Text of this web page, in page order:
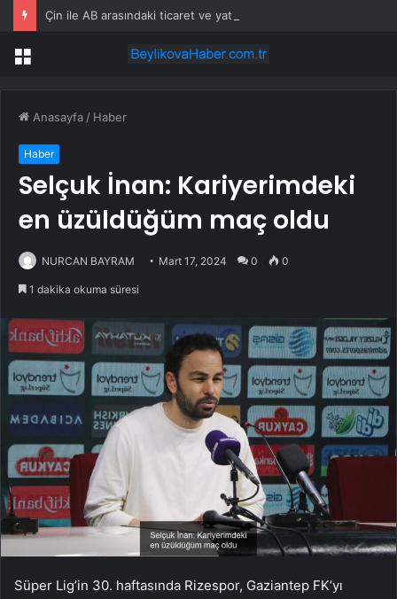
Menü
Anasayfa / Haber
Haber
Selçuk İnan: Kariyerimdeki
en üzüldüğüm maç oldu
NURCAN BAYRAM Mart 17, 2024 0 0
1 dakika okuma süresi
Süper Lig’in 30. haftasında Rizespor, Gaziantep FK’yı